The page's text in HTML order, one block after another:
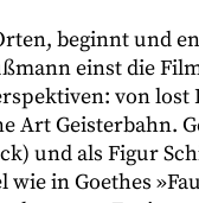
beginnt und
einst die
von lost
Art Geisterbahn.
und als Figur
in Goethes